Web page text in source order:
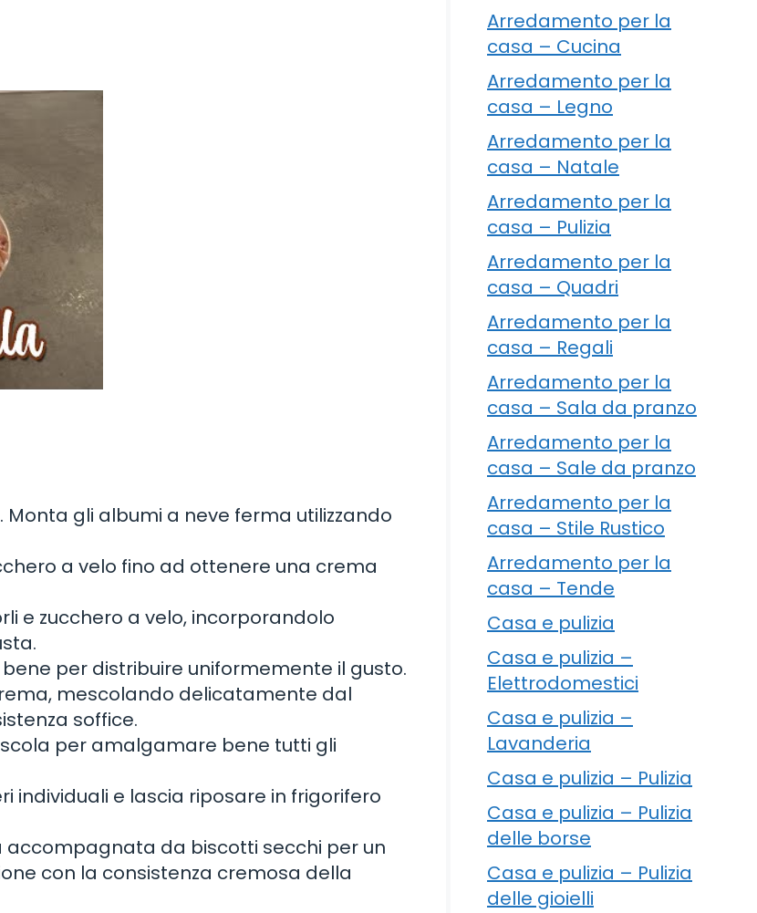
gli albumi a neve ferma utilizzando
a velo fino ad ottenere una crema
e zucchero a velo, incorporandolo
per distribuire uniformemente il gusto.
mescolando delicatamente dal
soffice.
per amalgamare bene tutti gli
individuali e lascia riposare in frigorifero
da biscotti secchi per un
con la consistenza cremosa della
Arredamento per la
casa – Cucina
Arredamento per la
casa – Legno
Arredamento per la
casa – Natale
Arredamento per la
casa – Pulizia
Arredamento per la
casa – Quadri
Arredamento per la
casa – Regali
Arredamento per la
casa – Sala da pranzo
Arredamento per la
casa – Sale da pranzo
Arredamento per la
casa – Stile Rustico
Arredamento per la
casa – Tende
Casa e pulizia
Casa e pulizia –
Elettrodomestici
Casa e pulizia –
Lavanderia
Casa e pulizia – Pulizia
Casa e pulizia – Pulizia
delle borse
Casa e pulizia – Pulizia
delle gioielli